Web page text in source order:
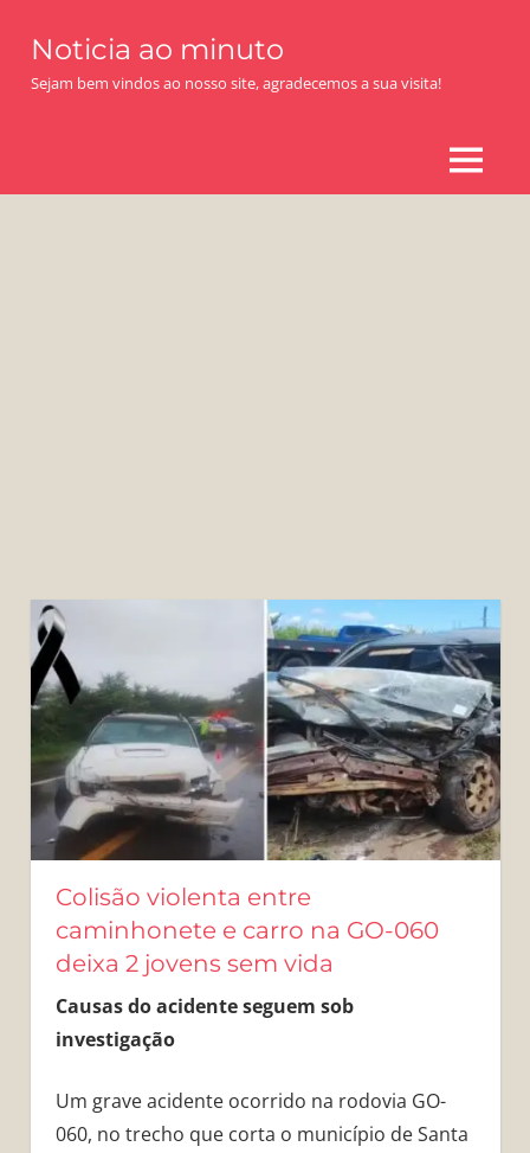
content
Noticia ao minuto
Sejam bem vindos ao nosso site, agradecemos a sua visita!
MENU
Colisão violenta entre
caminhonete e carro na GO-060
deixa 2 jovens sem vida
Causas do acidente seguem sob
investigação
Um grave acidente ocorrido na rodovia GO-
060, no trecho que corta o município de Santa